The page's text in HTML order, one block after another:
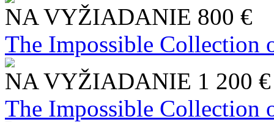
NA VYŽIADANIE 800 €
The Impossible Collection
NA VYŽIADANIE 1 200 €
The Impossible Collection